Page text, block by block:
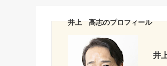
井上 高志のプロフィール
井